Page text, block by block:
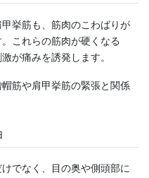
挙筋も、筋肉のこわばりが
これらの筋肉が硬くなる
が痛みを誘発します。
筋や肩甲挙筋の緊張と関係
でなく、目の奥や側頭部に